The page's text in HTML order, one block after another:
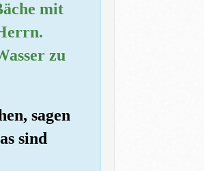
mit
zu
sagen
sind